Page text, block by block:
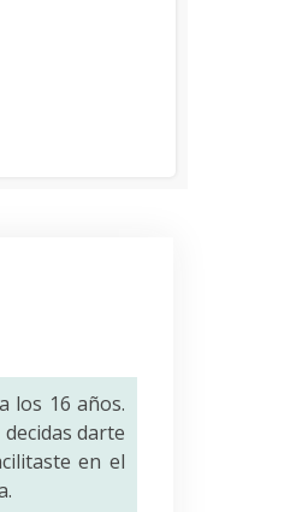
los 16 años.
darte
en el